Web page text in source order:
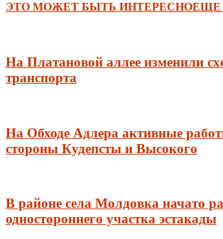
ЭТО МОЖЕТ БЫТЬ ИНТЕРЕСНОЕЩЕ
На Платановой аллее изменили
транспорта
На Обходе Адлера активные
стороны Кудепсты и Высокого
В районе села Молдовка начато
одностороннего участка эстакады